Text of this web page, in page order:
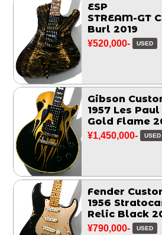
ESP
STREAM-GT
Burl 2019
¥520,000- USED
Gibson
1957 Les
Gold Flame
¥1,450,000- USED
Fender
1956
Relic Black
¥790,000- USED